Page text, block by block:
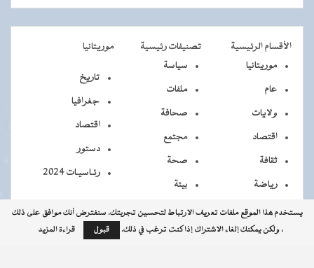
الأقسام الرئيسية تصنيفات رئيسية
موريتانيا
موريتانيا
عام
ولايات
اقتصاد
ثقافة
رياضة
سياسة
ملفات
صحافة
مجتمع
صحة
بيئة
تاريخ
جغرافيا
اقتصاد
دستور
رئـاسيـات 2024
يستخدم هذا الموقع ملفات تعريف الارتباط لتحسين تجربتك. سنفترض أنك موافق على ذلك
، ولكن يمكنك إلغاء الاشتراك إذا كنت ترغب في ذلك.
قبول قراءة المزيد